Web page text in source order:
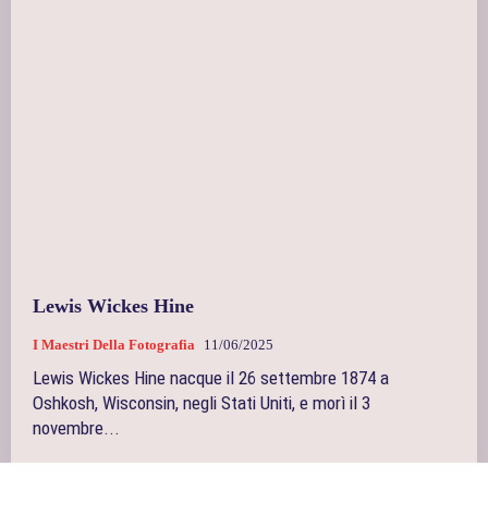
Lewis Wickes Hine
I Maestri Della Fotografia 11/06/2025
Lewis Wickes Hine nacque il 26 settembre 1874 a
Oshkosh, Wisconsin, negli Stati Uniti, e morì il 3
novembre...